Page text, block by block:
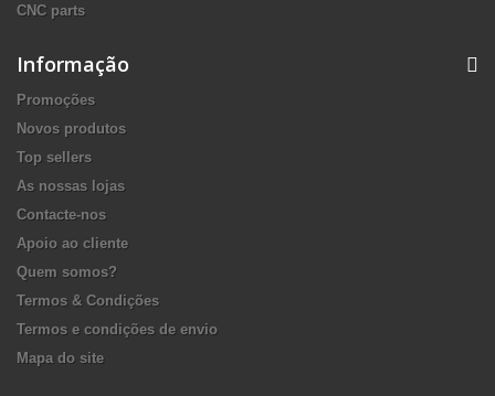
CNC parts
Informação
Promoções
Novos produtos
Top sellers
As nossas lojas
Contacte-nos
Apoio ao cliente
Quem somos?
Termos & Condições
Termos e condições de envio
Mapa do site